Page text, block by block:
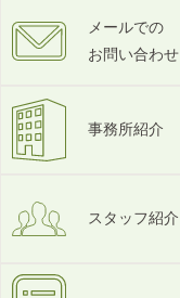
メールでの
お問い合わせ
事務所紹介
スタッフ紹介